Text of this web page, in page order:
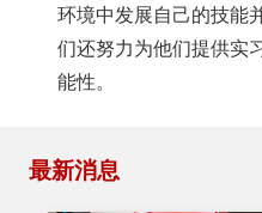
环境中发展自己的技能
们还努力为他们提供实
能性。
最新消息